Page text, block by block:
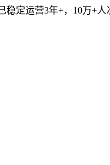
稳定运营3年+，10万+